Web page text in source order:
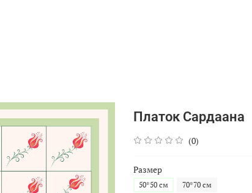
Платок Сардаана
(0)
Размер
50*50 см 70*70 см